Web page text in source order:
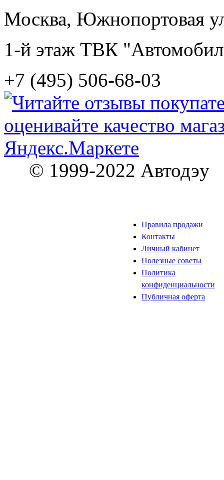
Москва, Южнопортовая
1-й этаж ТВК
+7 (495) 506-68-03
Правила продажи
Контакты
Личный кабинет
Полезные советы
Политика
конфиденциальности
Публичная оферта
© 1999-2022 Автодэу